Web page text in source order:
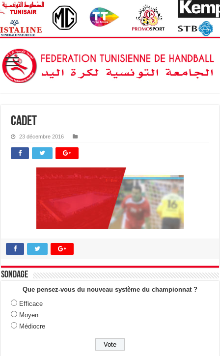
cadet
23 décembre 2016
Sondage
Que pensez-vous du nouveau système du championnat ?
Efficace
Moyen
Médiocre